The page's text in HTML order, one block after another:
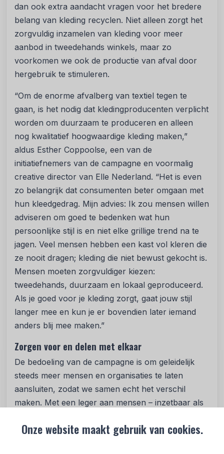
Onze website maakt gebruik van cookies.
dan ook extra aandacht vragen voor het bredere
belang van kleding recyclen. Niet alleen zorgt het
zorgvuldig inzamelen van kleding voor meer
aanbod in tweedehands winkels, maar zo
voorkomen we ook de productie van afval door
hergebruik te stimuleren.
“Om de enorme afvalberg van textiel tegen te
gaan, is het nodig dat kledingproducenten verplicht
worden om duurzaam te produceren en alleen
nog kwalitatief hoogwaardige kleding maken,”
aldus Esther Coppoolse, een van de
initiatiefnemers van de campagne en voormalig
creative director van Elle Nederland. “Het is even
zo belangrijk dat consumenten beter omgaan met
hun kleedgedrag. Mijn advies: Ik zou mensen willen
adviseren om goed te bedenken wat hun
persoonlijke stijl is en niet elke grillige trend na te
jagen. Veel mensen hebben een kast vol kleren die
ze nooit dragen; kleding die niet bewust gekocht is.
Mensen moeten zorgvuldiger kiezen:
tweedehands, duurzaam en lokaal geproduceerd.
Als je goed voor je kleding zorgt, gaat jouw stijl
langer mee en kun je er bovendien later iemand
anders blij mee maken.”
Zorgen voor en delen met elkaar
De bedoeling van de campagne is om geleidelijk
steeds meer mensen en organisaties te laten
aansluiten, zodat we samen echt het verschil
maken. Met een leger aan mensen – inzetbaar als
collectant, donateur, enzovoort – gaan we de